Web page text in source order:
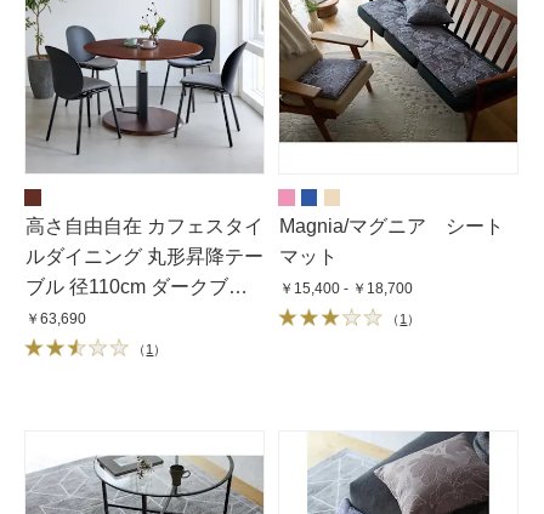
高さ自由自在 カフェスタイ
ルダイニング 丸形昇降テー
ブル 径110cm ダークブラ
ウン
￥63,690
（ 1 ）
Magnia/マグニア シート
マット
￥15,400 - ￥18,700
（ 1 ）